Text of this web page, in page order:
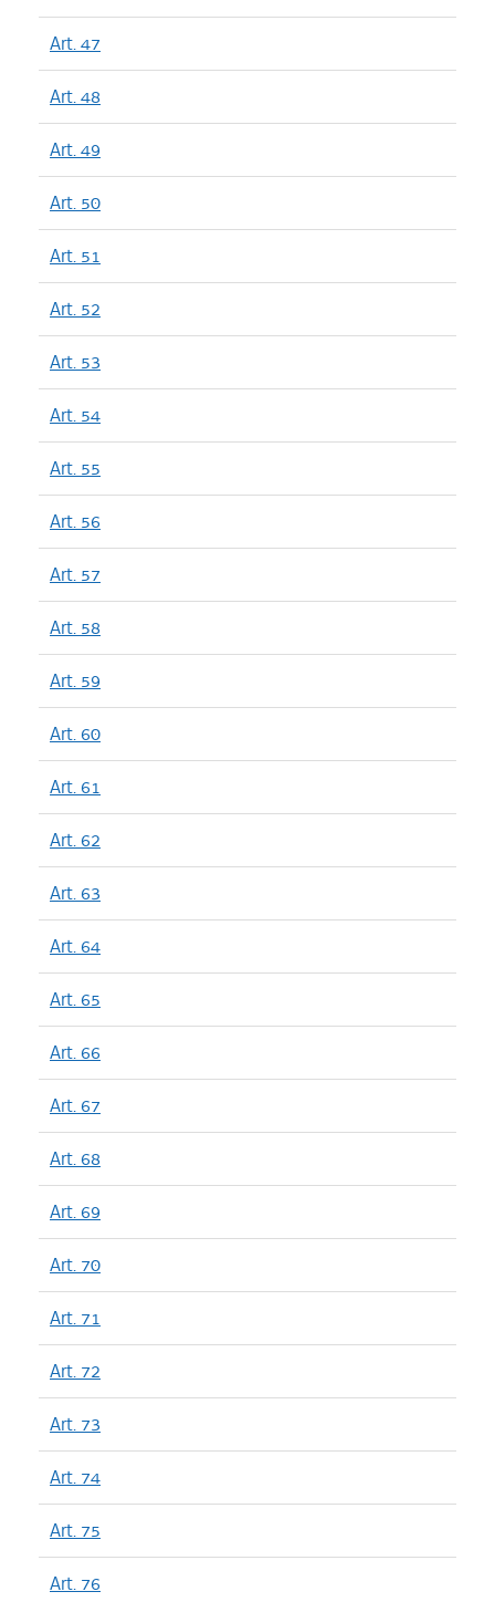
Art. 47
Art. 48
Art. 49
Art. 50
Art. 51
Art. 52
Art. 53
Art. 54
Art. 55
Art. 56
Art. 57
Art. 58
Art. 59
Art. 60
Art. 61
Art. 62
Art. 63
Art. 64
Art. 65
Art. 66
Art. 67
Art. 68
Art. 69
Art. 70
Art. 71
Art. 72
Art. 73
Art. 74
Art. 75
Art. 76